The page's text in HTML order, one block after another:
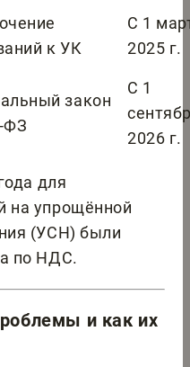
к УК
С 1
2025 г.
закон
ФЗ
С 1
2026 г.
для
на упрощённой
(УСН) были
по НДС.
и как их